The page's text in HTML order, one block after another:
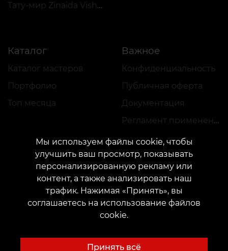
Тату-мир Zinaida Vishenka
Каталог
Каталог мастеров
Портфолио
Топ месяца
Важное
Конфиденциальность
Публичная оферта
Документация
Регламент применения акций
КОНТАКТЫ
Свяжитесь с нами: customers@vean-tattoo.com
marketing.veantattoo@gmail.com
Жалобы и предложения:complaints@vean-tattoo.com
Мы используем файлы cookie, чтобы
улучшить ваш просмотр, показывать
персонализированную рекламу или
контент, а также анализировать наш
трафик. Нажимая «Принять», вы
соглашаетесь на использование файлов
cookie.
Принять всё